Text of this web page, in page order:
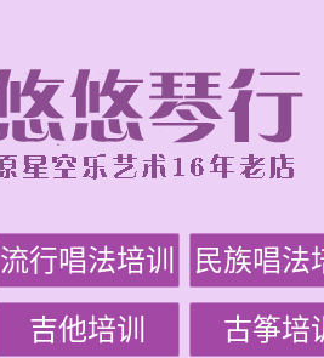
流行唱法培训 民族唱法
吉他培训 古筝培